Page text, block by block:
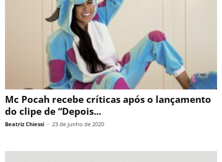
Mc Pocah recebe críticas após o lançamento
do clipe de “Depois...
Beatriz Chiessi - 23 de junho de 2020